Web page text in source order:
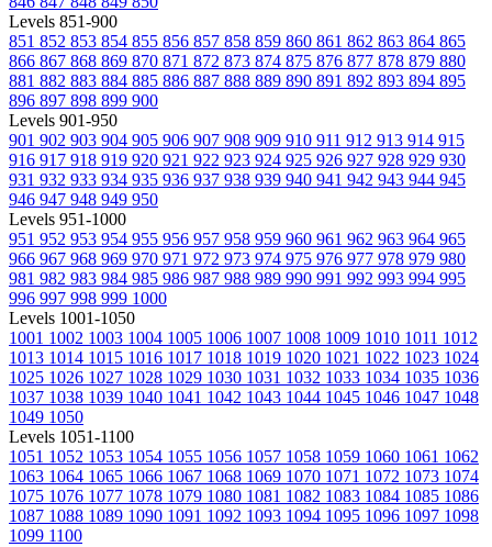
Levels 851-900
851 852 853 854 855 856 857 858 859 860 861 862 863 864 865
866 867 868 869 870 871 872 873 874 875 876 877 878 879 880
881 882 883 884 885 886 887 888 889 890 891 892 893 894 895
896 897 898 899 900
Levels 901-950
901 902 903 904 905 906 907 908 909 910 911 912 913 914 915
916 917 918 919 920 921 922 923 924 925 926 927 928 929 930
931 932 933 934 935 936 937 938 939 940 941 942 943 944 945
946 947 948 949 950
Levels 951-1000
951 952 953 954 955 956 957 958 959 960 961 962 963 964 965
966 967 968 969 970 971 972 973 974 975 976 977 978 979 980
981 982 983 984 985 986 987 988 989 990 991 992 993 994 995
996 997 998 999 1000
Levels 1001-1050
1001 1002 1003 1004 1005 1006 1007 1008 1009 1010 1011 1012
1013 1014 1015 1016 1017 1018 1019 1020 1021 1022 1023 1024
1025 1026 1027 1028 1029 1030 1031 1032 1033 1034 1035 1036
1037 1038 1039 1040 1041 1042 1043 1044 1045 1046 1047 1048
1049 1050
Levels 1051-1100
1051 1052 1053 1054 1055 1056 1057 1058 1059 1060 1061 1062
1063 1064 1065 1066 1067 1068 1069 1070 1071 1072 1073 1074
1075 1076 1077 1078 1079 1080 1081 1082 1083 1084 1085 1086
1087 1088 1089 1090 1091 1092 1093 1094 1095 1096 1097 1098
1099 1100